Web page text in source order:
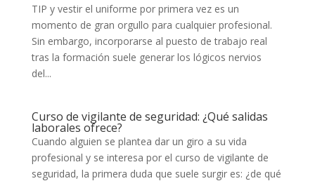
TIP y vestir el uniforme por primera vez es un
momento de gran orgullo para cualquier profesional.
Sin embargo, incorporarse al puesto de trabajo real
tras la formación suele generar los lógicos nervios
del...
Curso de vigilante de seguridad: ¿Qué salidas
laborales ofrece?
Cuando alguien se plantea dar un giro a su vida
profesional y se interesa por el curso de vigilante de
seguridad, la primera duda que suele surgir es: ¿de qué